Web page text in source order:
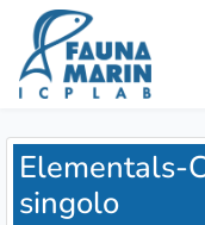
Elementals-
singolo